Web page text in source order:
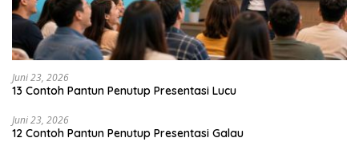
Juni 23, 2026
13 Contoh Pantun Penutup Presentasi Lucu
Juni 23, 2026
12 Contoh Pantun Penutup Presentasi Galau